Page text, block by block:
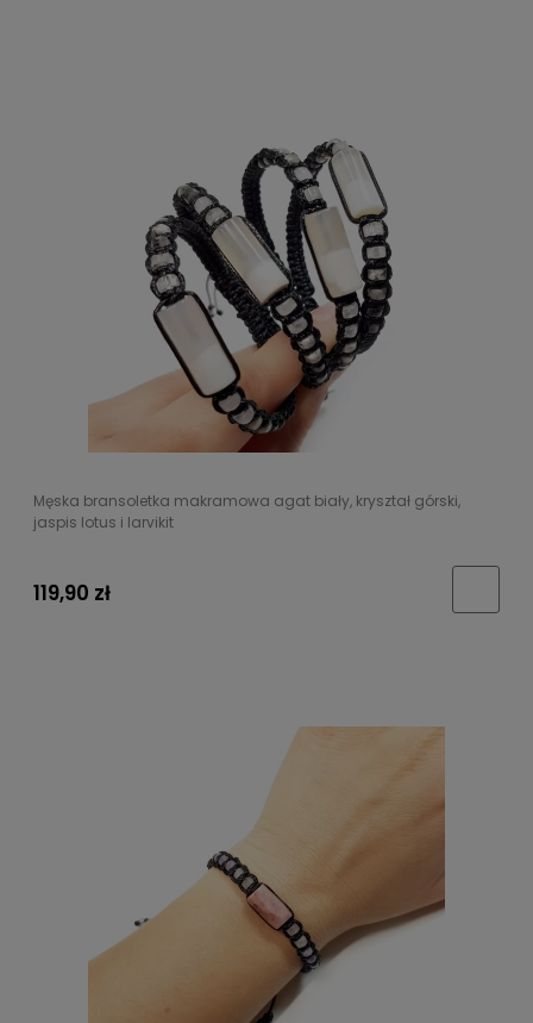
Męska bransoletka makramowa agat biały, kryształ górski,
jaspis lotus i larvikit
119,90 zł